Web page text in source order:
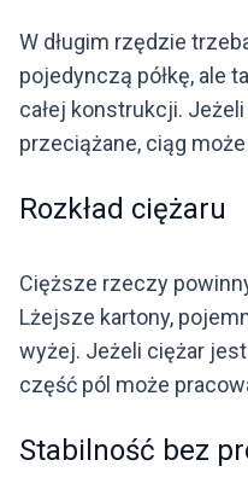
W długim rzędzie
pojedynczą półkę, ale
całej konstrukcji.
przeciążane, ciąg
Rozkład ciężaru
Cięższe rzeczy
Lżejsze kartony,
wyżej. Jeżeli ciężar
część pól może
Stabilność bez